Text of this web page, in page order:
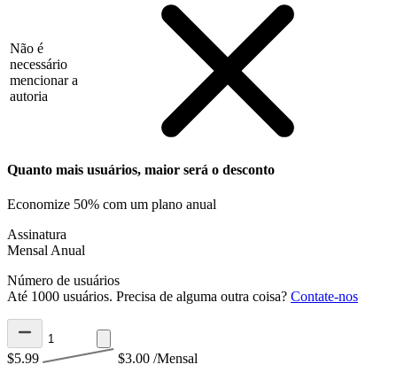
Não é
necessário
mencionar a
autoria
Quanto mais usuários, maior será o desconto
Economize 50% com um plano anual
Assinatura
Mensal Anual
Número de usuários
Até 1000 usuários. Precisa de alguma outra coisa? Contate-nos
$5.99 $3.00 /Mensal